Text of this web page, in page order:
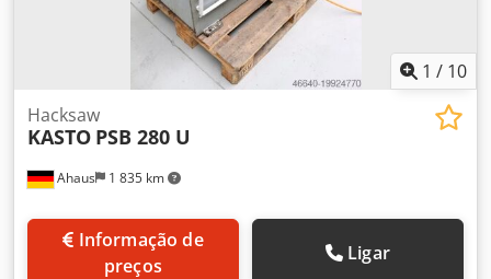
-45°, 0°, 45° e 60°. Controle de avanço Avanço de corte
ajustável continuamente por válvula micrométrica, para
uso universal em materiais maciços e perfis. Acessórios:
Sistema de refrigeração
1 / 10
Ahaus 1 835 km
Hacksaw
KASTO PSB 280 U
preços
Ligar